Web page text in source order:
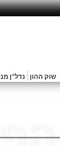
שוק ההון נדל"ן